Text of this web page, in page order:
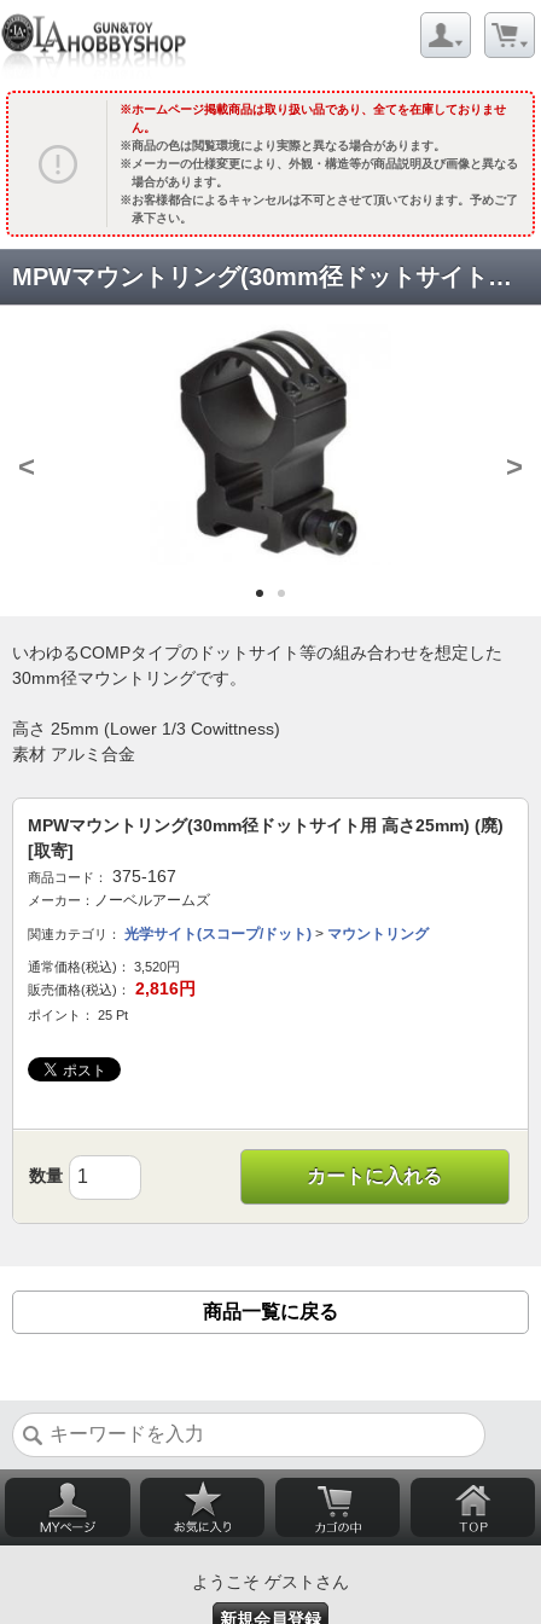
ホームページ掲載商品は取り扱い品であり、全てを在庫しておりませ
ん。
商品の色は閲覧環境により実際と異なる場合があります。
メーカーの仕様変更により、外観・構造等が商品説明及び画像と異なる
場合があります。
お客様都合によるキャンセルは不可とさせて頂いております。予めご了
承下さい。
MPWマウントリング(30mm径ドットサイト用 高さ25mm) (廃) [取寄]
< >
いわゆるCOMPタイプのドットサイト等の組み合わせを想定した
30mm径マウントリングです。
高さ 25mm (Lower 1/3 Cowittness)
素材 アルミ合金
MPWマウントリング(30mm径ドットサイト用 高さ25mm) (廃)
[取寄]
商品コード： 375-167
メーカー： ノーベルアームズ
関連カテゴリ： 光学サイト(スコープ/ドット) > マウントリング
通常価格(税込)：
3,520円
販売価格(税込)：
2,816円
ポイント： 25 Pt
数量 カートに入れる
商品一覧に戻る
ようこそ ゲストさん
新規会員登録